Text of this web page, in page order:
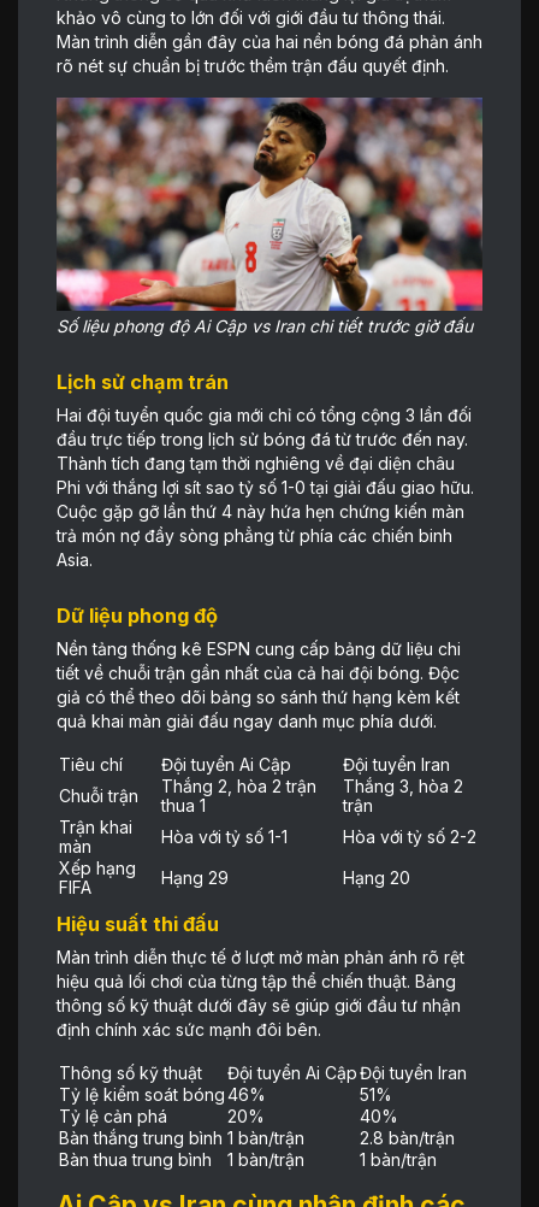
khảo vô cùng to lớn đối với giới đầu tư thông thái.
Màn trình diễn gần đây của hai nền bóng đá phản ánh
rõ nét sự chuẩn bị trước thềm trận đấu quyết định.
Số liệu phong độ Ai Cập vs Iran chi tiết trước giờ đấu
Lịch sử chạm trán
Hai đội tuyển quốc gia mới chỉ có tổng cộng 3 lần đối
đầu trực tiếp trong lịch sử bóng đá từ trước đến nay.
Thành tích đang tạm thời nghiêng về đại diện châu
Phi với thắng lợi sít sao tỷ số 1-0 tại giải đấu giao hữu.
Cuộc gặp gỡ lần thứ 4 này hứa hẹn chứng kiến màn
trả món nợ đầy sòng phẳng từ phía các chiến binh
Asia.
Dữ liệu phong độ
Nền tảng thống kê ESPN cung cấp bảng dữ liệu chi
tiết về chuỗi trận gần nhất của cả hai đội bóng. Độc
giả có thể theo dõi bảng so sánh thứ hạng kèm kết
quả khai màn giải đấu ngay danh mục phía dưới.
Tiêu chí Đội tuyển Ai Cập
Đội tuyển Iran
Chuỗi trận
Thắng 2, hòa 2 trận
thua 1
Thắng 3, hòa 2
trận
Trận khai
màn
Hòa với tỷ số 1-1
Hòa với tỷ số 2-2
Xếp hạng
FIFA
Hạng 29 Hạng 20
Hiệu suất thi đấu
Màn trình diễn thực tế ở lượt mở màn phản ánh rõ rệt
hiệu quả lối chơi của từng tập thể chiến thuật. Bảng
thông số kỹ thuật dưới đây sẽ giúp giới đầu tư nhận
định chính xác sức mạnh đôi bên.
Thông số kỹ thuật Đội tuyển Ai CậpĐội tuyển Iran
Tỷ lệ kiểm soát bóng46%
51%
Tỷ lệ cản phá
20%
40%
Bàn thắng trung bình 1 bàn/trận
2.8 bàn/trận
Bàn thua trung bình
1 bàn/trận 1 bàn/trận